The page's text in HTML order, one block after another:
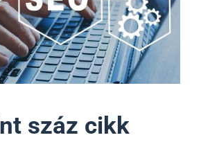
száz cikk